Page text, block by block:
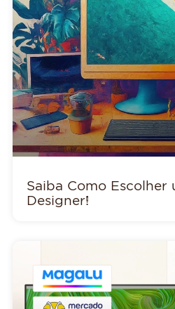
Saiba Como Escolher
Designer!